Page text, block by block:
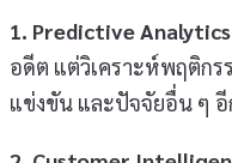
1. Predictive
อดีต แต่วิเคราะห์พฤติกร
แข่งขัน และปัจจัยอื่น ๆ